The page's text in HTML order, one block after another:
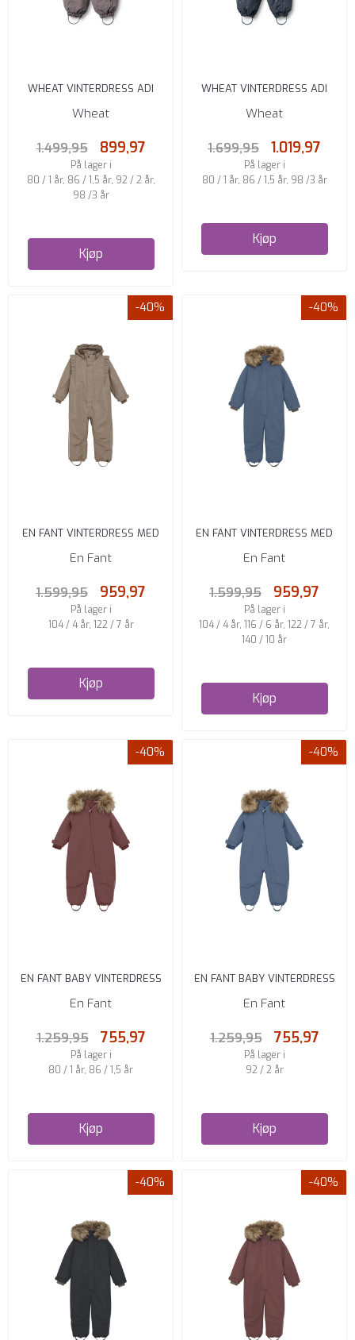
WHEAT VINTERDRESS ADI
PURPLE STONE
Wheat
1.499,95 899,97
På lager i
80 / 1 år, 86 / 1,5 år, 92 / 2 år,
98 /3 år
Kjøp
WHEAT VINTERDRESS ADI
GREYBLUE LETTERS
Wheat
1.699,95 1.019,97
På lager i
80 / 1 år, 86 / 1,5 år, 98 /3 år
Kjøp
-40%
EN FANT VINTERDRESS MED
VOLANGER FUNGI
En Fant
1.599,95 959,97
På lager i
104 / 4 år, 122 / 7 år
Kjøp
-40%
EN FANT VINTERDRESS MED
FUSKEPELS FLINT STONE
En Fant
1.599,95 959,97
På lager i
104 / 4 år, 116 / 6 år, 122 / 7 år,
140 / 10 år
Kjøp
-40%
EN FANT BABY VINTERDRESS
MED FUSKEPELS ROSE TAUPE
En Fant
1.259,95 755,97
På lager i
80 / 1 år, 86 / 1,5 år
Kjøp
-40%
EN FANT BABY VINTERDRESS
MED FUSKEPELS FLINT ...
En Fant
1.259,95 755,97
På lager i
92 / 2 år
Kjøp
-40% -40%